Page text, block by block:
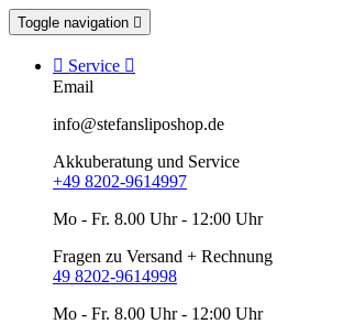
Toggle navigation 
 Service 
Email
info@stefansliposhop.de
Akkuberatung und Service
+49 8202-9614997
Mo - Fr. 8.00 Uhr - 12:00 Uhr
Fragen zu Versand + Rechnung
49 8202-9614998
Mo - Fr. 8.00 Uhr - 12:00 Uhr